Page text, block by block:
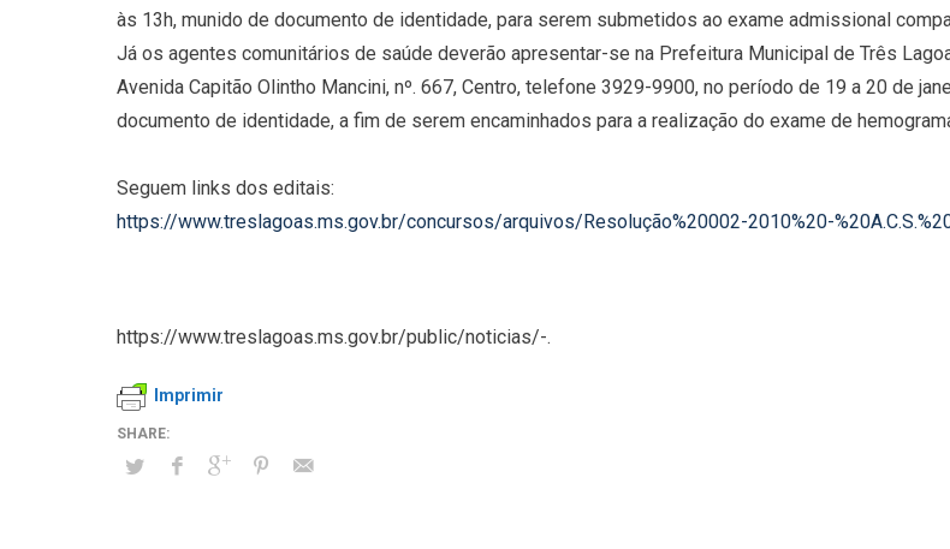
às 13h, munido de documento de identidade, para serem submetidos ao exame admissional
Já os agentes comunitários de saúde deverão apresentar-se na Prefeitura Municipal de Três
Avenida Capitão Olintho Mancini, nº. 667, Centro, telefone 3929-9900, no período de 19 a 20 de
documento de identidade, a fim de serem encaminhados para a realização do exame de
Seguem links dos editais:
https://www.treslagoas.ms.gov.br/concursos/arquivos/Resolução%20002-2010%20-
https://www.treslagoas.ms.gov.br/public/noticias/-.
Imprimir